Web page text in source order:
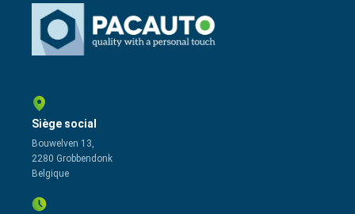
Siège social
Bouwelven 13,
2280 Grobbendonk
Belgique